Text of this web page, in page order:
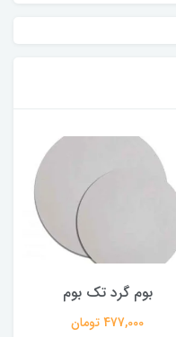
بوم گرد تک بوم
477,000 تومان